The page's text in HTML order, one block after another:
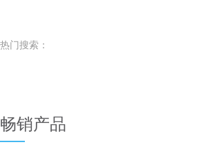
热门搜索：
畅销产品